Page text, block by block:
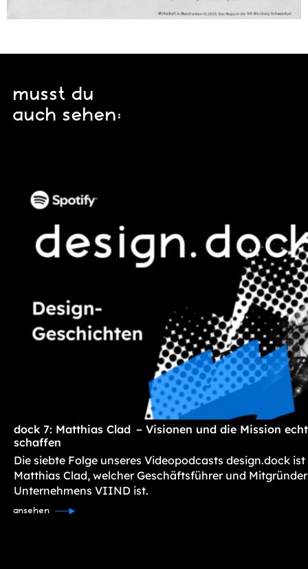
musst du
auch sehen:
dock 7: Matthias Clad – Visionen und die Mission
schaffen
Die siebte Folge unseres Videopodcasts design.dock
Matthias Clad, welcher Geschäftsführer und
Unternehmens VIIND ist.
ansehen